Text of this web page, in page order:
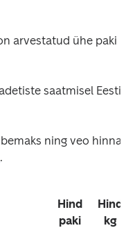
arvestatud ühe paki
saatmisel Eesti
ning veo
.
Hind
paki
Hind
kg